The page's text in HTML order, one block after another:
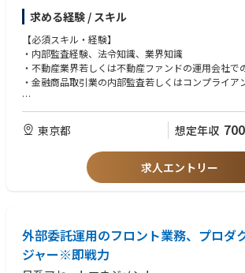
・内部統制報告制度（J-SOX）の整備、運用評価
・監査等委員、監査法人との三様監査
求める経験 / スキル
【必須スキル・経験】
・内部監査経験、法令知識、業界知識
・不動産業界若しくは不動産ファンドの運用会社で
・金融商品取引業の内部監査若しくはコンプライア
【歓迎スキル・経験】
・宅地建物取引士資格
・監査法人での会計監査経験
・事業会社での経理経験
東京都 想定年収 700
求人エントリー
外部委託運用のフロント業務、プロダ
ジャー※即戦力